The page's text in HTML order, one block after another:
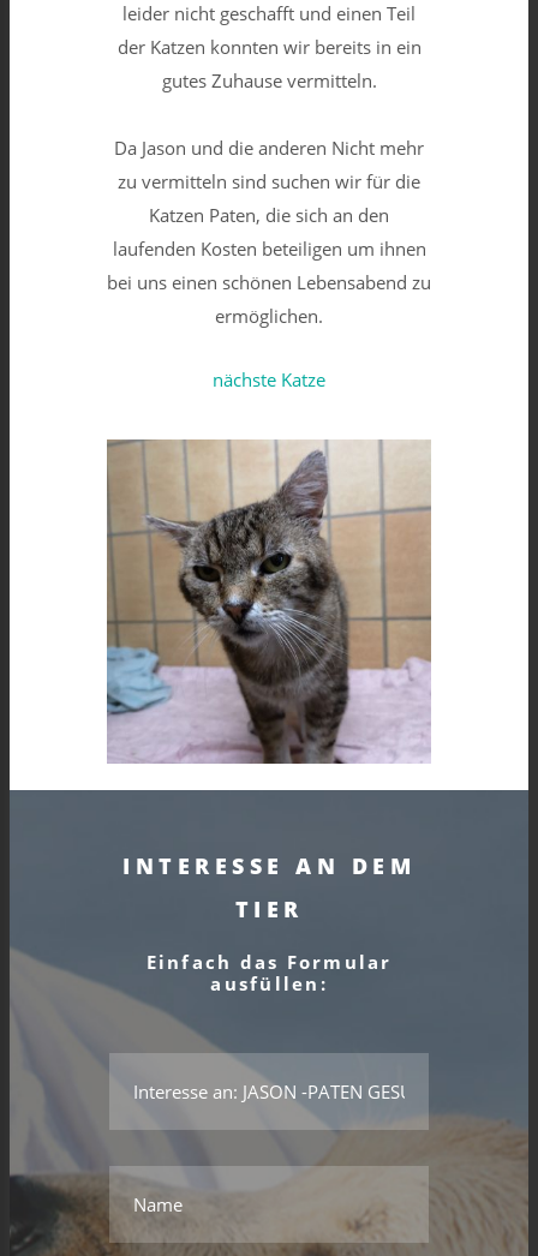
leider nicht geschafft und einen Teil
der Katzen konnten wir bereits in ein
gutes Zuhause vermitteln.
Da Jason und die anderen Nicht mehr
zu vermitteln sind suchen wir für die
Katzen Paten, die sich an den
laufenden Kosten beteiligen um ihnen
bei uns einen schönen Lebensabend zu
ermöglichen.
nächste Katze
INTERESSE AN DEM
TIER
Einfach das Formular
ausfüllen:
Name